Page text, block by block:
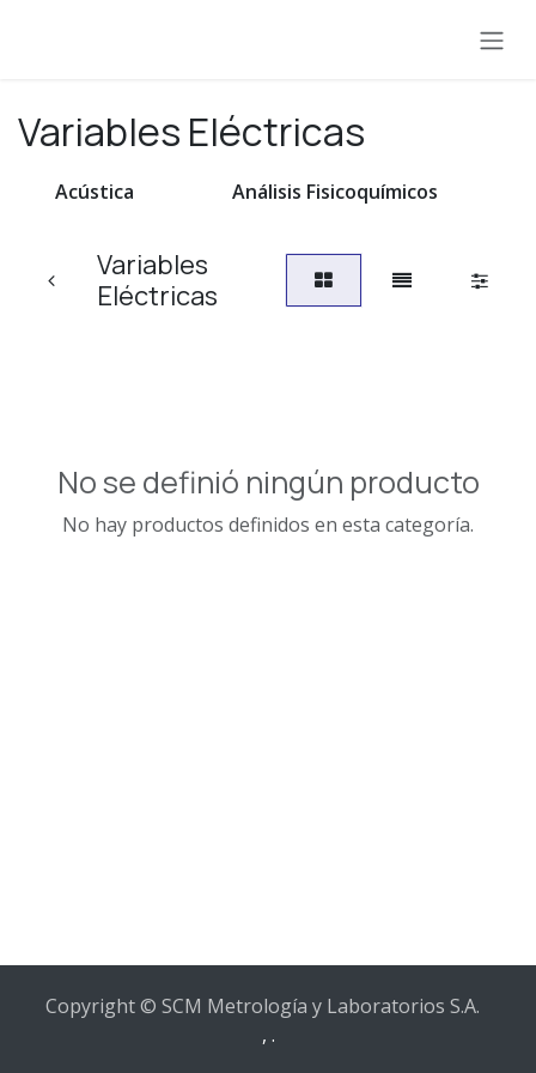
Variables Eléctricas
Acústica Análisis Fisicoquímicos
Variables
Eléctricas
No se definió ningún producto
No hay productos definidos en esta categoría.
Copyright © SCM Metrología y Laboratorios S.A.
, .